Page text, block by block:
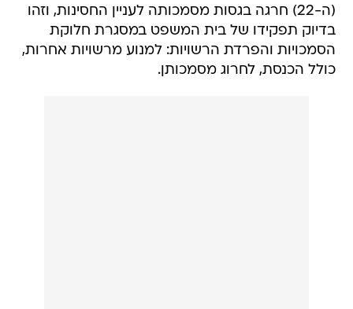
(ה-22) חרגה בגסות מסמכותה לעניין החסינות, וזהו
בדיוק תפקידו של בית המשפט במסגרת חלוקת
הסמכויות והפרדת הרשויות: למנוע מרשויות אחרות,
כולל הכנסת, לחרוג מסמכותן.